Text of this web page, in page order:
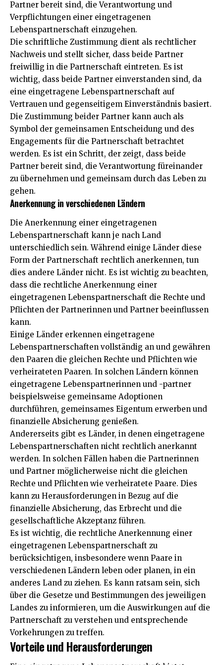
Partner bereit sind, die Verantwortung und
Verpflichtungen einer eingetragenen
Lebenspartnerschaft einzugehen.
Die schriftliche Zustimmung dient als rechtlicher
Nachweis und stellt sicher, dass beide Partner
freiwillig in die Partnerschaft eintreten. Es ist
wichtig, dass beide Partner einverstanden sind, da
eine eingetragene Lebenspartnerschaft auf
Vertrauen und gegenseitigem Einverständnis basiert.
Die Zustimmung beider Partner kann auch als
Symbol der gemeinsamen Entscheidung und des
Engagements für die Partnerschaft betrachtet
werden. Es ist ein Schritt, der zeigt, dass beide
Partner bereit sind, die Verantwortung füreinander
zu übernehmen und gemeinsam durch das Leben zu
gehen.
Anerkennung in verschiedenen Ländern
Die Anerkennung einer eingetragenen
Lebenspartnerschaft kann je nach Land
unterschiedlich sein. Während einige Länder diese
Form der Partnerschaft rechtlich anerkennen, tun
dies andere Länder nicht. Es ist wichtig zu beachten,
dass die rechtliche Anerkennung einer
eingetragenen Lebenspartnerschaft die Rechte und
Pflichten der Partnerinnen und Partner beeinflussen
kann.
Einige Länder erkennen eingetragene
Lebenspartnerschaften vollständig an und gewähren
den Paaren die gleichen Rechte und Pflichten wie
verheirateten Paaren. In solchen Ländern können
eingetragene Lebenspartnerinnen und -partner
beispielsweise gemeinsame Adoptionen
durchführen, gemeinsames Eigentum erwerben und
finanzielle Absicherung genießen.
Andererseits gibt es Länder, in denen eingetragene
Lebenspartnerschaften nicht rechtlich anerkannt
werden. In solchen Fällen haben die Partnerinnen
und Partner möglicherweise nicht die gleichen
Rechte und Pflichten wie verheiratete Paare. Dies
kann zu Herausforderungen in Bezug auf die
finanzielle Absicherung, das Erbrecht und die
gesellschaftliche Akzeptanz führen.
Es ist wichtig, die rechtliche Anerkennung einer
eingetragenen Lebenspartnerschaft zu
berücksichtigen, insbesondere wenn Paare in
verschiedenen Ländern leben oder planen, in ein
anderes Land zu ziehen. Es kann ratsam sein, sich
über die Gesetze und Bestimmungen des jeweiligen
Landes zu informieren, um die Auswirkungen auf die
Partnerschaft zu verstehen und entsprechende
Vorkehrungen zu treffen.
Vorteile und Herausforderungen